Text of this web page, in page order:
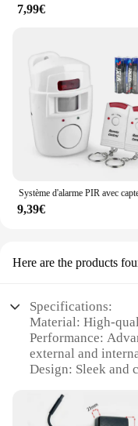
7,99€
9,39€
Here are the products
Specifications:
Material: High-
Performance:
external and
Design: Sleek and
cars and homes
Parts and